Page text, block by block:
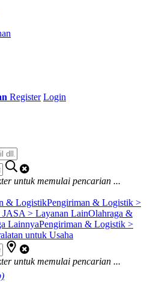
Register Login
untuk memulai pencarian ...
& LogistikPengiriman & Logistik >
JASA > Layanan LainOlahraga &
LainnyaPengiriman & Logistik >
untuk Usaha
untuk memulai pencarian ...